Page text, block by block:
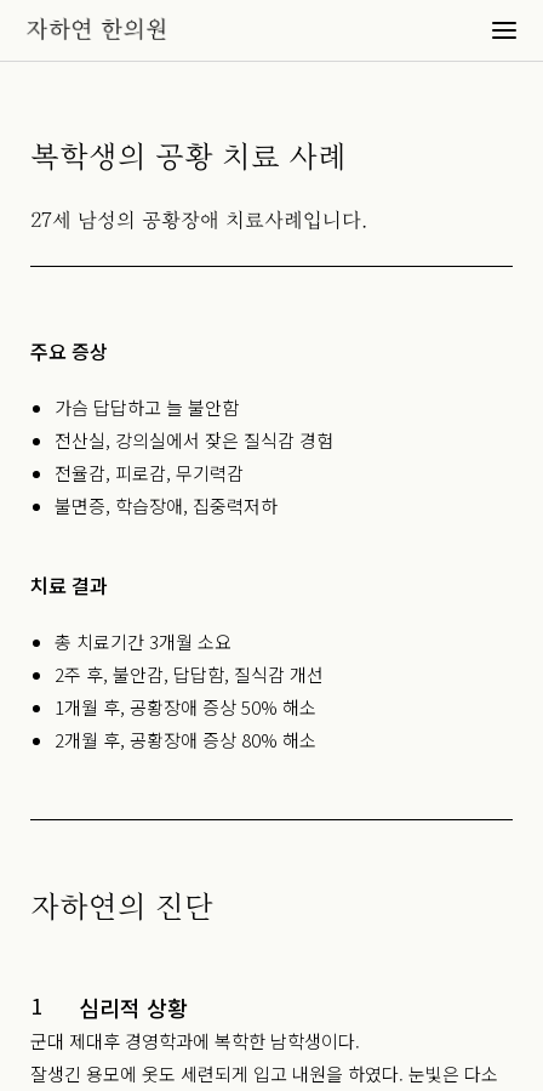
복학생의 공황 치료 사례
27세 남성의 공황장애 치료사례입니다.
주요 증상
가슴 답답하고 늘 불안함
전산실, 강의실에서 잦은 질식감 경험
전율감, 피로감, 무기력감
불면증, 학습장애, 집중력저하
치료 결과
총 치료기간 3개월 소요
2주 후, 불안감, 답답함, 질식감 개선
1개월 후, 공황장애 증상 50% 해소
2개월 후, 공황장애 증상 80% 해소
자하연의 진단
1 심리적 상황
군대 제대후 경영학과에 복학한 남학생이다.
잘생긴 용모에 옷도 세련되게 입고 내원을 하였다. 눈빛은 다소